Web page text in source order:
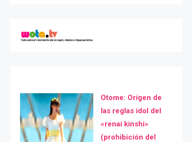
Otome: Orígen de
las reglas idol del
«renai kinshi»
(prohibición del